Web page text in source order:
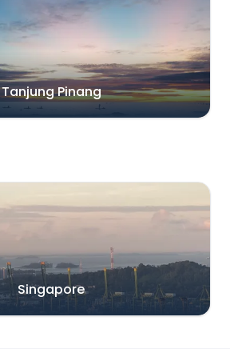
Tanjung Pinang
Singapore